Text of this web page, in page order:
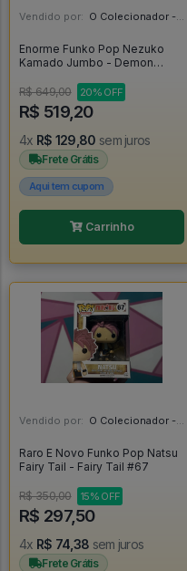
Vendido por: O Colecionador - SP
Enorme Funko Pop Nezuko
Kamado Jumbo - Demon
R$ 649,00
20% OFF
R$ 519,20
4x R$ 129,80 sem juros
Frete Grátis
Aqui tem cupom
Carrinho
Vendido por: O Colecionador - SP
Raro E Novo Funko Pop Natsu
Fairy Tail - Fairy Tail #67
R$ 350,00 15% OFF
R$ 297,50
4x R$ 74,38 sem juros
Frete Grátis